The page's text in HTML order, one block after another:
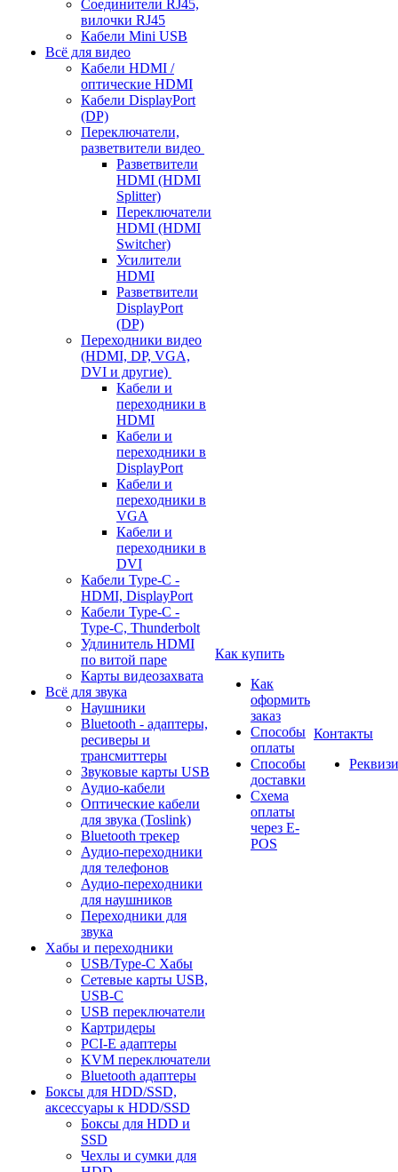
Соединители RJ45,
вилочки RJ45
Кабели Mini USB
Всё для видео
Кабели HDMI /
оптические HDMI
Кабели DisplayPort
(DP)
Переключатели,
разветвители видео
Разветвители
HDMI (HDMI
Splitter)
Переключатели
HDMI (HDMI
Switcher)
Усилители
HDMI
Разветвители
DisplayPort
(DP)
Переходники видео
(HDMI, DP, VGA,
DVI и другие)
Кабели и
переходники в
HDMI
Кабели и
переходники в
DisplayPort
Кабели и
переходники в
VGA
Кабели и
переходники в
DVI
Кабели Type-C -
HDMI, DisplayPort
Кабели Type-C -
Type-C, Thunderbolt
Удлинитель HDMI
по витой паре
Карты видеозахвата
Всё для звука
Наушники
Bluetooth - адаптеры,
ресиверы и
трансмиттеры
Звуковые карты USB
Аудио-кабели
Оптические кабели
для звука (Toslink)
Bluetooth трекер
Аудио-переходники
для телефонов
Аудио-переходники
для наушников
Переходники для
звука
Хабы и переходники
USB/Type-C Хабы
Сетевые карты USB,
USB-C
USB переключатели
Картридеры
PCI-E адаптеры
KVM переключатели
Bluetooth адаптеры
Боксы для HDD/SSD,
аксессуары к HDD/SSD
Боксы для HDD и
SSD
Чехлы и сумки для
Как купить
Как
оформить
заказ
Способы
оплаты
Способы
доставки
Схема
оплаты
через E-
POS
Контакты